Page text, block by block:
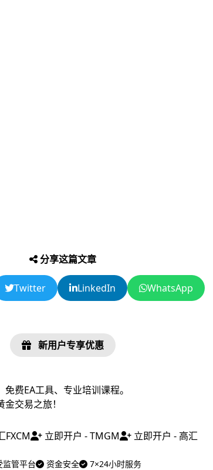
分享这篇文章
Twitter LinkedIn WhatsApp
新用户专享优惠
费EA工具、专业培训课程。
交易之旅！
FXCM 立即开户 - TMGM 立即开户 - 高汇
监管平台 资金安全 7×24小时服务